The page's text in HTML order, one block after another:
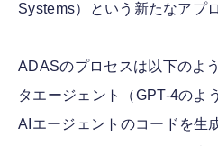
Systems）という新たなアプ
ADASのプロセスは以下のよ
タエージェント（GPT-4のよ
AIエージェントのコードを生